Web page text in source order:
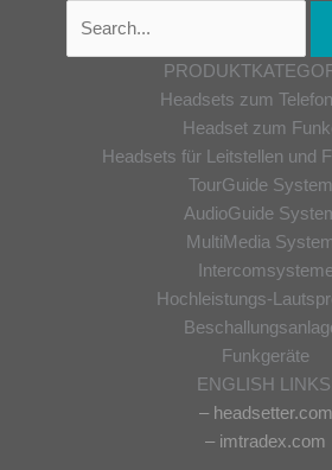
Headsets zum
Headset zum
Headsets für Leitstellen und
TourGuide
AudioGuide
MultiMedia
Hochleistungs-
Funkgeräte
ENGLISH
– headsetter.com
– imtradex.com